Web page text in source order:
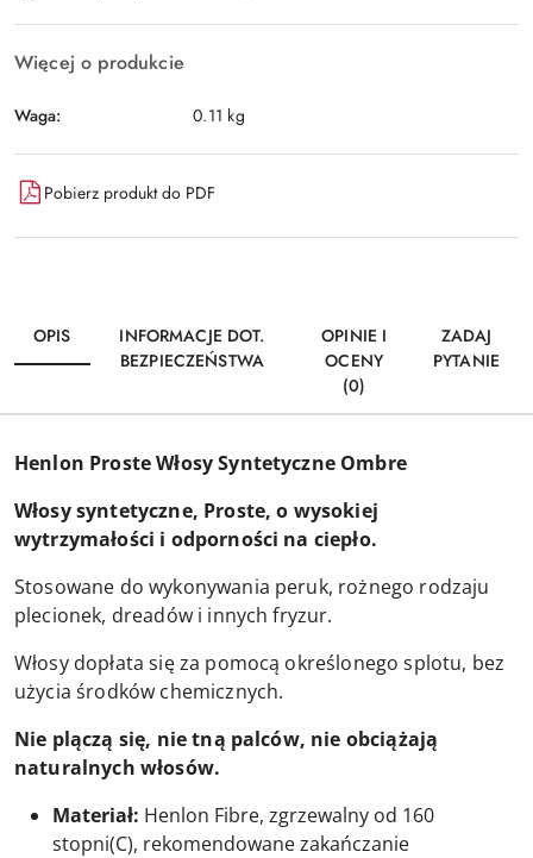
Więcej o produkcie
Waga: 0.11 kg
Pobierz produkt do PDF
OPIS
INFORMACJE DOT.
BEZPIECZEŃSTWA
OPINIE I
OCENY
(0)
ZADAJ
PYTANIE
Henlon Proste Włosy Syntetyczne Ombre
Włosy syntetyczne, Proste, o wysokiej
wytrzymałości i odporności na ciepło.
Stosowane do wykonywania peruk, rożnego rodzaju
plecionek, dreadów i innych fryzur.
Włosy dopłata się za pomocą określonego splotu, bez
użycia środków chemicznych.
Nie plączą się, nie tną palców, nie obciążają
naturalnych włosów.
Materiał: Henlon Fibre, zgrzewalny od 160
stopni(C), rekomendowane zakańczanie